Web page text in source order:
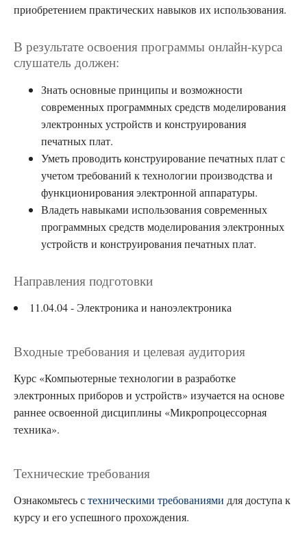
приобретением практических навыков их использования.
В результате освоения программы онлайн-курса
слушатель должен:
Знать основные принципы и возможности
современных программных средств моделирования
электронных устройств и конструирования
печатных плат.
Уметь проводить конструирование печатных плат с
учетом требований к технологии производства и
функционирования электронной аппаратуры.
Владеть навыками использования современных
программных средств моделирования электронных
устройств и конструирования печатных плат.
Направления подготовки
11.04.04 - Электроника и наноэлектроника
Входные требования и целевая аудитория
Курс «Компьютерные технологии в разработке
электронных приборов и устройств» изучается на основе
раннее освоенной дисциплины «Микропроцессорная
техника».
Технические требования
Ознакомьтесь стехническими требованиями для доступа к
курсу и его успешного прохождения.